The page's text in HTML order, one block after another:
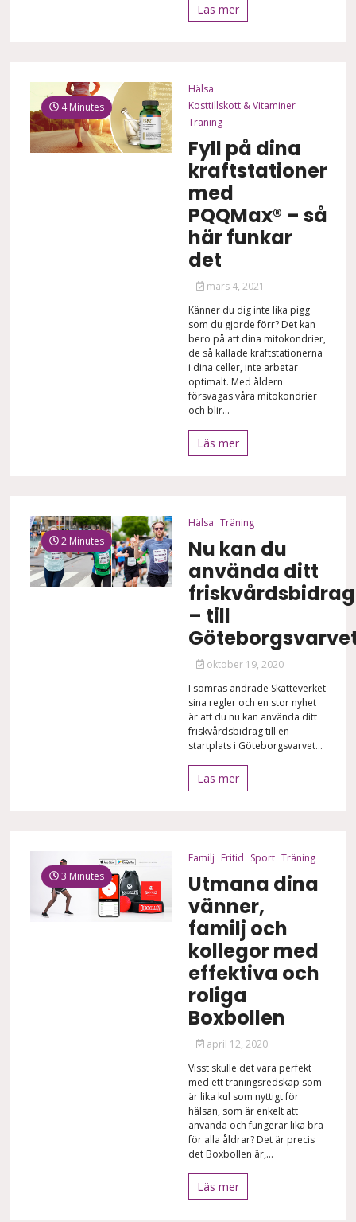
Läs mer
4 Minutes
Hälsa
Kosttillskott & Vitaminer
Träning
Fyll på dina
kraftstationer
med
PQQMax® – så
här funkar
det
mars 4, 2021
Känner du dig inte lika pigg
som du gjorde förr? Det kan
bero på att dina mitokondrier,
de så kallade kraftstationerna
i dina celler, inte arbetar
optimalt. Med åldern
försvagas våra mitokondrier
och blir...
Läs mer
2 Minutes
Hälsa Träning
Nu kan du
använda ditt
friskvårdsbidrag
– till
oktober 19, 2020
I somras ändrade Skatteverket
sina regler och en stor nyhet
är att du nu kan använda ditt
friskvårdsbidrag till en
startplats i Göteborgsvarvet...
Läs mer
3 Minutes
Familj Fritid Sport Träning
Utmana dina
vänner,
familj och
kollegor med
effektiva och
roliga
Boxbollen
april 12, 2020
Visst skulle det vara perfekt
med ett träningsredskap som
är lika kul som nyttigt för
hälsan, som är enkelt att
använda och fungerar lika bra
för alla åldrar? Det är precis
det Boxbollen är,...
Läs mer